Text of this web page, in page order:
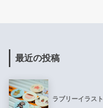
最近の投稿
ラブリーイラスト